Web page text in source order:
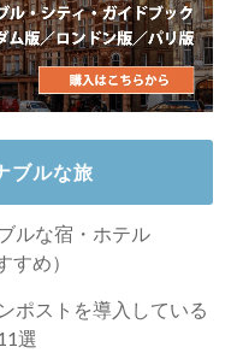
ブルな旅
ルな宿・ホテル
すめ）
ポストを導入している
選